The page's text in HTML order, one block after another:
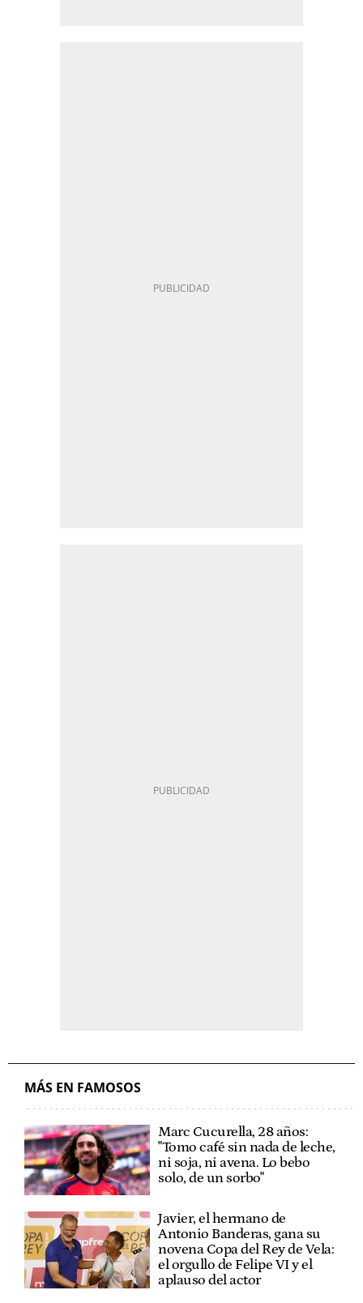
MÁS EN FAMOSOS
Marc Cucurella, 28 años:
"Tomo café sin nada de leche,
ni soja, ni avena. Lo bebo
solo, de un sorbo"
Javier, el hermano de
Antonio Banderas, gana su
novena Copa del Rey de Vela:
el orgullo de Felipe VI y el
aplauso del actor